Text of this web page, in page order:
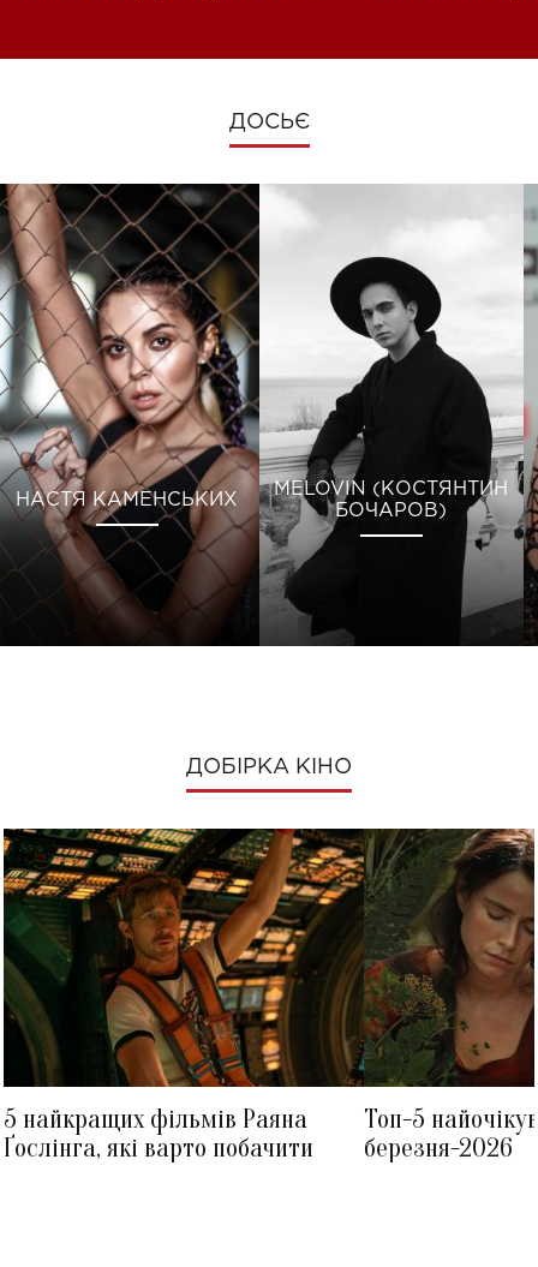
ДОСЬЄ
НАСТЯ КАМЕНСЬКИХ
MELOVIN (КОСТЯНТИН
БОЧАРОВ)
ДОБІРКА КІНО
5 найкращих фільмів Раяна
Ґослінга, які варто побачити
Топ-5
березня-2026